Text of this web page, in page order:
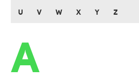
U V W X Y Z
A